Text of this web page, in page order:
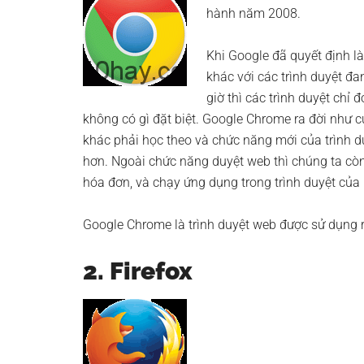
hành năm 2008.
Khi Google đã quyết định
khác với các trình duyệt
giờ thì các trình duyệt chỉ
không có gì đặt biệt. Google Chrome ra đời như
khác phải học theo và chức năng mới của trình
hơn. Ngoài chức năng duyệt web thì chúng ta
hóa đơn, và chạy ứng dụng trong trình duyệt của
Google Chrome là trình duyệt web được sử
2. Firefox